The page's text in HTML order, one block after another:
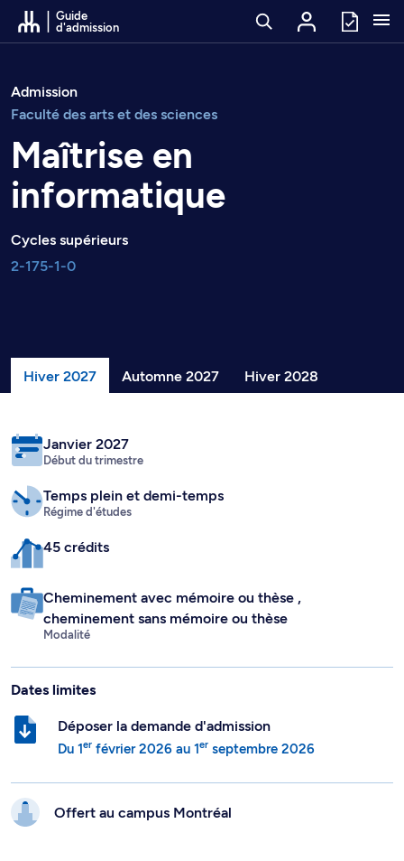
Passer au contenu
Guide
d'admission
Admission
Faculté des arts et des sciences
Maîtrise en
informatique
Cycles supérieurs
2-175-1-0
Hiver 2027 Automne 2027 Hiver 2028
Janvier 2027
Début du trimestre
Temps plein et demi-temps
Régime d'études
45 crédits
Cheminement avec mémoire ou thèse ,
cheminement sans mémoire ou thèse
Modalité
Dates limites
Déposer la demande d'admission
Du 1er février 2026 au 1er septembre 2026
Offert au campus Montréal